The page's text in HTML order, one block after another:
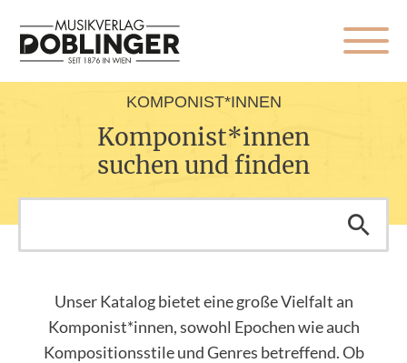
KOMPONIST*INNEN
Komponist*innen
suchen und finden
Unser Katalog bietet eine große Vielfalt an
Komponist*innen, sowohl Epochen wie auch
Kompositionsstile und Genres betreffend. Ob